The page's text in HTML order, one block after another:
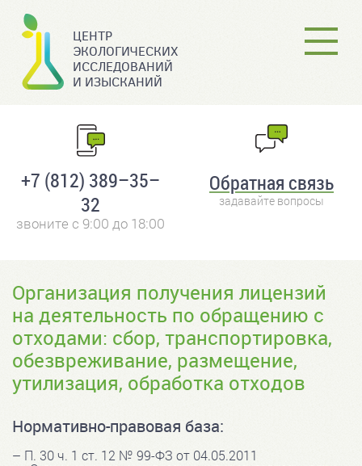
О компании
Услуги
Лаборатория
Контактная информация
ЦЕНТР
ЭКОЛОГИЧЕСКИХ
ИССЛЕДОВАНИЙ
И ИЗЫСКАНИЙ
+7 (812) 389–35–
32
звоните с 9:00 до 18:00
Обратная связь
задавайте вопросы
Организация получения лицензий
на деятельность по обращению с
отходами: сбор, транспортировка,
обезвреживание, размещение,
утилизация, обработка отходов
Нормативно-правовая база:
П. 30 ч. 1 ст. 12 № 99-ФЗ от 04.05.2011